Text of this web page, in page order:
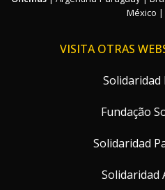
México |
VISITA OTRAS
Fundação
Solidaridad
Solidaridad